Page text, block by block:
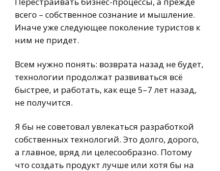
всего – собственное сознание и мышление.
Иначе уже следующее поколение туристов к
ним не придет.
Всем нужно понять: возврата назад не будет,
технологии продолжат развиваться всё
быстрее, и работать, как еще 5–7 лет назад,
не получится.
Я бы не советовал увлекаться разработкой
собственных технологий. Это долго, дорого,
а главное, вряд ли целесообразно. Потому
что создать продукт лучше или хотя бы на